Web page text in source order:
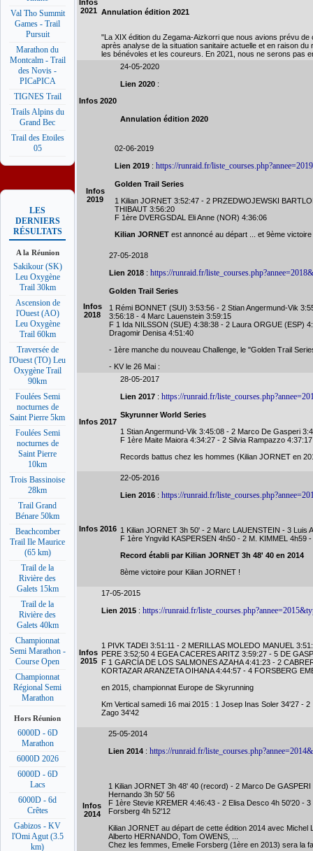
Val Tho Summit
Games - Trail
Pursuit
Marathon du
Montcalm - Trail
des Novis -
PICaPICA
TIGNES Trail
Trails Alpins du
Grand Bec
Trail des Etoiles
05
LES
DERNIERS
RÉSULTATS
A la Réunion
Sakikour (SK)
Leu Oxygène
Trail 30km
Ascension de
l'Ouest (AO)
Leu Oxygène
Trail 60km
Traversée de
l'Ouest (TO) Leu
Oxygène Trail
90km
Foulées Semi
nocturnes de
Saint Pierre 5km
Foulées Semi
nocturnes de
Saint Pierre
10km
Trois Bassinoise
28km
Trail Grand
Bénare 50km
Beachcomber
Trail Ile Maurice
(65 km)
Trail de la
Rivière des
Galets 15km
Trail de la
Rivière des
Galets 40km
Championnat
Semi Marathon -
Course Open
Championnat
Régional Semi
Marathon
Hors Réunion
6000D - 6D
Marathon
6000D 2026
6000D - 6D
Lacs
6000D - 6d
Crêtes
Gabizos - KV
l'Omi Agut (3.5
km)
Infos
2021 Annulation édition 2021
"La XIX édition du Zegama-Aizkorri que nous avions prévu
après analyse de la situation sanitaire actuelle et en raison
les bénévoles et les coureurs. En 2021, nous ne serons pas
Infos 2020
24-05-2020
Lien 2020 :
Annulation édition 2020
Infos
2019
02-06-2019
Lien 2019 : https://runraid.fr/
Golden Trail Series
1 Kilian JORNET 3:52:47 - 2 PRZEDWOJEWSKI
THIBAUT 3:56:20
F 1ère DVERGSDAL Eli Anne (NOR) 4:36:06
Kilian JORNET est annoncé au départ ... et 9ème victoire
Infos
2018
27-05-2018
Lien 2018 : https://runraid.fr/
Golden Trail Series
1 Rémi BONNET (SUI) 3:53:56 - 2 Stian Angermund-Vik
3:56:18 - 4 Marc Lauenstein 3:59:15
F 1 Ida NILSSON (SUE) 4:38:38 - 2 Laura ORGUE (ESP)
Dragomir Denisa 4:51:40
- 1ère manche du nouveau Challenge, le "Golden Trail
- KV le 26 Mai :
Infos 2017
28-05-2017
Lien 2017 : https://runraid.fr/
Skyrunner World Series
1 Stian Angermund-Vik 3:45:08 - 2 Marco De Gasperi
F 1ère Maite Maiora 4:34:27 - 2 Silvia Rampazzo
Records battus chez les hommes (Kilian JORNET en
Infos 2016
22-05-2016
Lien 2016 : https://runraid.fr/
1 Kilian JORNET 3h 50' - 2 Marc LAUENSTEIN - 3 Luis
F 1ère Yngvild KASPERSEN 4h50 - 2 M. KIMMEL 4h59
Record établi par Kilian JORNET 3h 48' 40 en 2014
8ème victoire pour Kilian JORNET !
Infos
2015
17-05-2015
Lien 2015 : https://runraid.fr/
1 PIVK TADEI 3:51:11 - 2 MERILLAS MOLEDO MANUEL
PERE 3:52:50 4 EGEA CACERES ARITZ 3:59:27 - 5 DE
F 1 GARCÍA DE LOS SALMONES AZAHA 4:41:23 - 2
KORTAZAR ARANZETA OIHANA 4:44:57 - 4 FORSBERG
en 2015, championnat Europe de Skyrunning
Km Vertical samedi 16 mai 2015 : 1 Josep Inas Soler 34'27 -
Zago 34'42
Infos
2014
25-05-2014
Lien 2014 : https://runraid.fr/
1 Kilian JORNET 3h 48' 40 (record) - 2 Marco De
Hernando 3h 50' 56
F 1ère Stevie KREMER 4:46:43 - 2 Elisa Desco 4h 50'20 -
Forsberg 4h 52'12
Kilian JORNET au départ de cette édition 2014 avec Michel
Alberto HERNANDO, Tom OWENS, ...
Chez les femmes, Emelie Forsberg (1ère en 2013) sera la